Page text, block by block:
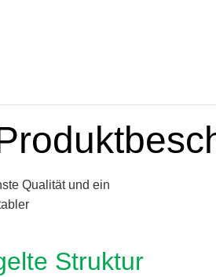
Qualität und ein
Struktur